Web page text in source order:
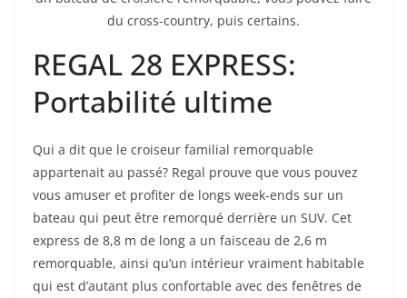
du cross-country, puis certains.
REGAL 28 EXPRESS:
Portabilité ultime
Qui a dit que le croiseur familial remorquable
appartenait au passé? Regal prouve que vous pouvez
vous amuser et profiter de longs week-ends sur un
bateau qui peut être remorqué derrière un SUV. Cet
express de 8,8 m de long a un faisceau de 2,6 m
remorquable, ainsi qu’un intérieur vraiment habitable
qui est d’autant plus confortable avec des fenêtres de